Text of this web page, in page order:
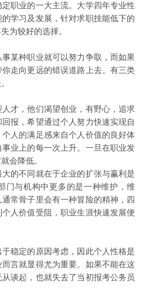
职业的一大主流。大学四年专业性
学习及发展，针对求职技能低下的
为较好的选择。
种职业就可以努力争取，而如果
走向更远的错误道路上去。有三类
，他们渴望创业，有野心，追求
报，希望通过个人努力快速实现自
人的满足感来自个人价值的良好体
业上的每一次上升。一旦在职业发
会降低。
不同就在于企业的扩张与赢利是
门与机构中更多的是一种维护，维
常骨子里会有一种冒险的精神，四
人价值受阻，职业生涯快速发展便
定的原因考虑，因此个人性格是
言就显得尤为重要。如果不能在这
谈起，也就失去了当初报考公务员